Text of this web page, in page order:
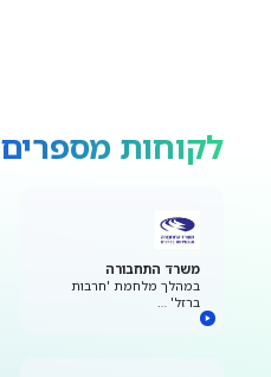
לקוחות מספרים
משרד התחבורה
במהלך מלחמת 'חרבות
ברזל' …